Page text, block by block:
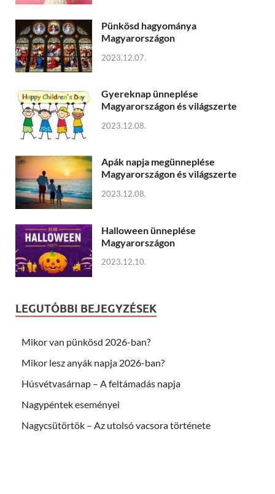
Pünkösd hagyománya
Magyarországon
2023.12.07.
Gyereknap ünneplése
Magyarországon és világszerte
2023.12.08.
Apák napja megünneplése
Magyarországon és világszerte
2023.12.08.
Halloween ünneplése
Magyarországon
2023.12.10.
LEGUTÓBBI BEJEGYZÉSEK
Mikor van pünkösd 2026-ban?
Mikor lesz anyák napja 2026-ban?
Húsvétvasárnap – A feltámadás napja
Nagypéntek eseményei
Nagycsütörtök – Az utolsó vacsora története